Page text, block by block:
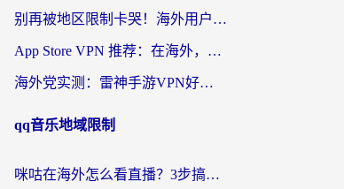
别再被地区限制卡哭！海外用户vpn中国下载全攻略，无缝刷剧办公社交
App Store VPN 推荐：在海外，如何找回那扇回家的“任意门”？
海外党实测：雷神手游VPN好用吗？和闪电VPN对比哪个回国效果更好？附小众工具深度测评
qq音乐地域限制
咪咕在海外怎么看直播？3步搞定地域限制，还能畅看腾讯视频与国内热剧